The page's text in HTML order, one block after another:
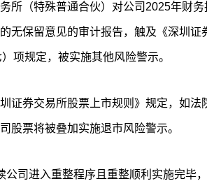
所（特殊普通合伙）对公司2025年财
无保留意见的审计报告，触及《深圳证
项规定，被实施其他风险警示。
证券交易所股票上市规则》规定，如法
股票将被叠加实施退市风险警示。
公司进入重整程序且重整顺利实施完毕